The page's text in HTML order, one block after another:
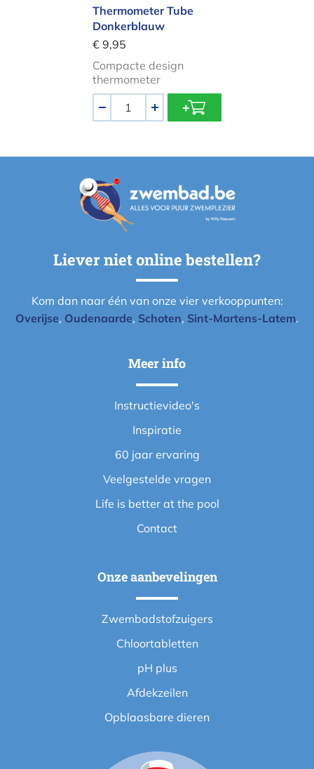
Thermometer Tube
Donkerblauw
€ 9,95
Compacte design
thermometer
+
Liever niet online bestellen?
Kom dan naar één van onze vier verkooppunten:
Overijse, Oudenaarde, Schoten, Sint-Martens-Latem.
Meer info
Instructievideo's
Inspiratie
60 jaar ervaring
Veelgestelde vragen
Life is better at the pool
Contact
Onze aanbevelingen
Zwembadstofzuigers
Chloortabletten
pH plus
Afdekzeilen
Opblaasbare dieren